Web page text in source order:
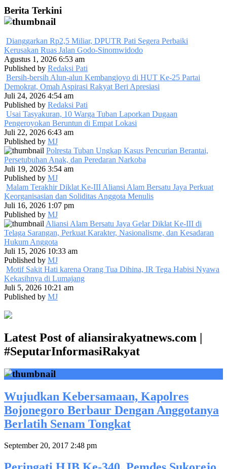
Berita Terkini
Dianggarkan Rp2,5 Miliar, DPUTR Pati Segera Perbaiki
Kerusakan Ruas Jalan Godo-Sinomwidodo
Agustus 1, 2026 6:53 am
Published by Redaksi Pati
Bersih-bersih Alun-alun Kembangjoyo di HUT Ke-25 Partai
Demokrat, Omah Aspirasi Rakyat Beri Apresiasi
Juli 24, 2026 4:54 am
Published by Redaksi Pati
Usai Tasyakuran, 10 Warga Tuban Laporkan Dugaan
Pengeroyokan Beruntun di Empat Lokasi
Juli 22, 2026 6:43 am
Published by MJ
Polresta Tuban Ungkap Kasus Pencurian Berantai,
Persetubuhan Anak, dan Peredaran Narkoba
Juli 19, 2026 3:54 am
Published by MJ
Malam Terakhir Diklat Ke-III Aliansi Alam Bersatu Jaya Perkuat
Keorganisasian dan Soliditas Anggota Menulis
Juli 16, 2026 1:07 pm
Published by MJ
Aliansi Alam Bersatu Jaya Gelar Diklat Ke-III di
Telaga Sarangan, Perkuat Karakter, Nasionalisme, dan Kesadaran
Hukum Anggota
Juli 15, 2026 10:33 am
Published by MJ
Motif Sakit Hati karena Orang Tua Dihina, IR Tega Habisi Nyawa
Kekasihnya di Lumajang
Juli 5, 2026 10:21 am
Published by MJ
Latest Post of aliansirakyatnews.com |
#SeputarInformasiRakyat
Wujudkan Kebersamaan, Kapolres
Bojonegoro Berbaur Dengan Anggotanya
Berlatih Senam Tongkat
September 20, 2017 2:48 pm